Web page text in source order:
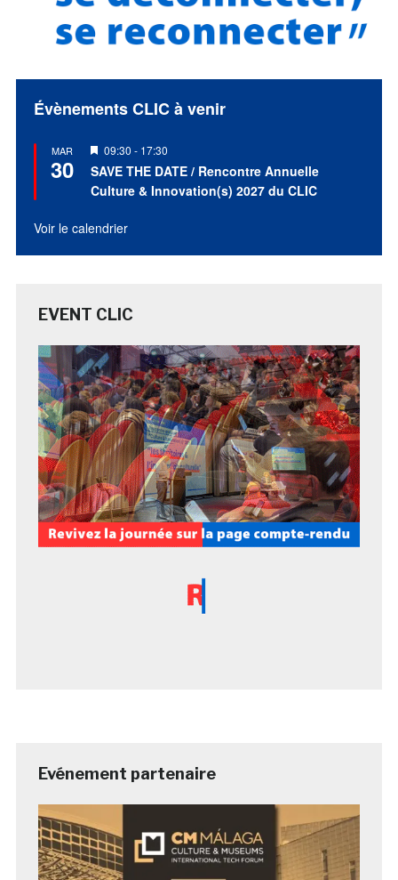
Évènements CLIC à venir
MAR
30
Mis
en
avant
09:30 - 17:30
SAVE THE DATE / Rencontre Annuelle
Culture & Innovation(s) 2027 du CLIC
Voir le calendrier
EVENT CLIC
Evénement partenaire